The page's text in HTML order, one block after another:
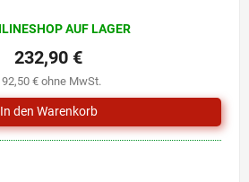
AUF LAGER
€ ohne MwSt.
232,90 €